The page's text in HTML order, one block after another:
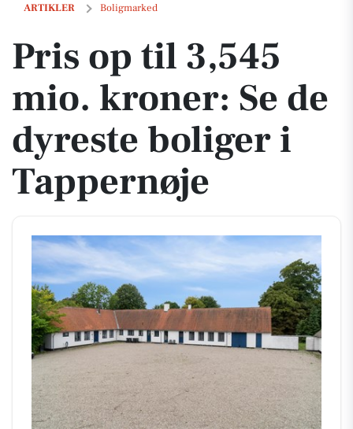
ARTIKLER Boligmarked
Pris op til 3,545 mio. kroner: Se de dyreste boliger i Tappernøje
Pris op til 3,545
mio. kroner: Se de
dyreste boliger i
Tappernøje